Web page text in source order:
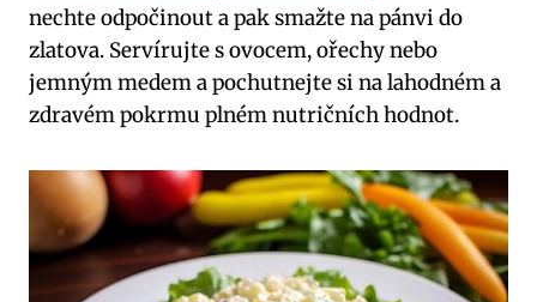
nechte odpočinout a pak smažte na pánvi do
zlatova. Servírujte s ovocem, ořechy nebo
jemným medem a pochutnejte si na lahodném a
zdravém pokrmu plném nutričních hodnot.